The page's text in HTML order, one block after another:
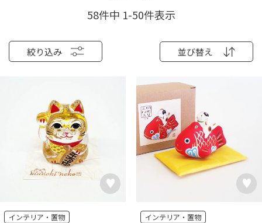
絞り込み 並び替え
58件中 1-50件表示
インテリア・置物 インテリア・置物